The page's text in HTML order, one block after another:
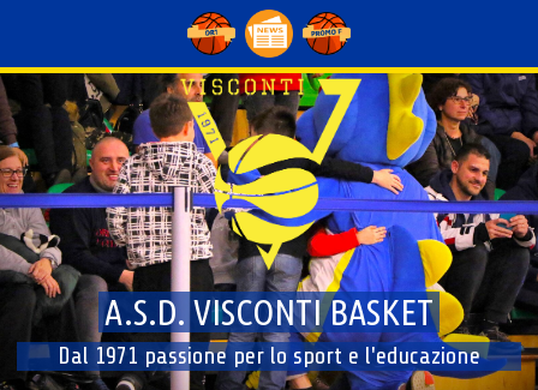
content
A.S.D. VISCONTI BASKET
Dal 1971 passione per lo sport e l'educazione